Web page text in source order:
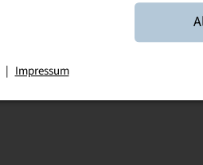
| Impressum